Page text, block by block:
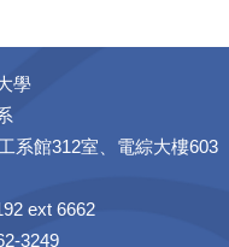
學
系館312室、電綜大樓603
ext 6662
3249